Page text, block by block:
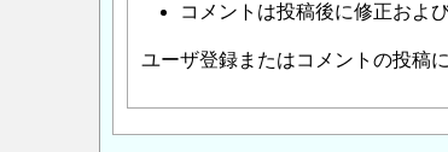
コメントは投稿後に修正およ
ユーザ登録またはコメントの投稿